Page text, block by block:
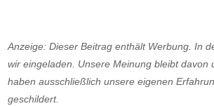
Anzeige: Dieser Beitrag enthält Werbung. In
wir eingeladen. Unsere Meinung bleibt davon
haben ausschließlich unsere eigenen
geschildert.